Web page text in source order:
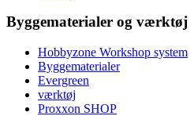
Byggematerialer og værktøj
Hobbyzone Workshop system
Byggematerialer
Evergreen
værktøj
Proxxon SHOP